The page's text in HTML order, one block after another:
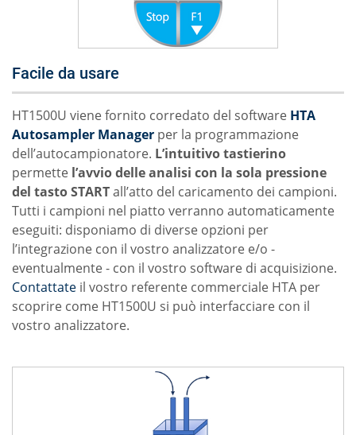
Facile da usare
HT1500U viene fornito corredato del software HTA
Autosampler Manager per la programmazione
dell’autocampionatore. L’intuitivo tastierino
permette l’avvio delle analisi con la sola pressione
del tasto STARTall’atto del caricamento dei campioni.
Tutti i campioni nel piatto verranno automaticamente
eseguiti: disponiamo di diverse opzioni per
l’integrazione con il vostro analizzatore e/o -
eventualmente - con il vostro software di acquisizione.
Contattate il vostro referente commerciale HTA per
scoprire come HT1500U si può interfacciare con il
vostro analizzatore.